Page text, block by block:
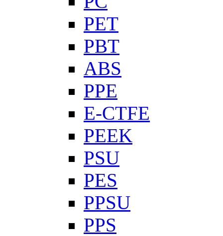
PET
PBT
ABS
PPE
E-CTFE
PEEK
PSU
PES
PPSU
PPS